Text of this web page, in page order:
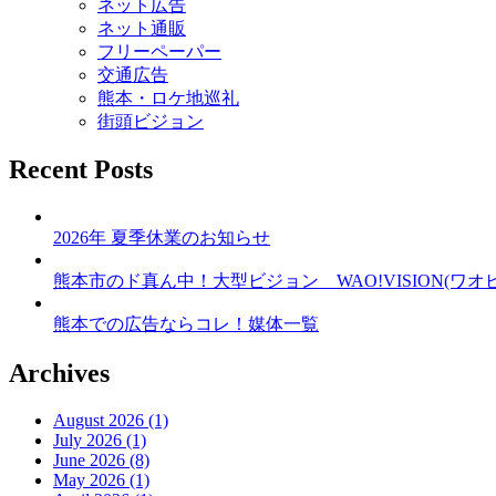
ネット広告
ネット通販
フリーペーパー
交通広告
熊本・ロケ地巡礼
街頭ビジョン
Recent Posts
2026年 夏季休業のお知らせ
熊本市のド真ん中！大型ビジョン WAO!VISION(ワオ
熊本での広告ならコレ！媒体一覧
Archives
August 2026 (1)
July 2026 (1)
June 2026 (8)
May 2026 (1)